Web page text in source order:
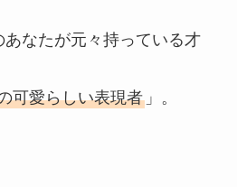
なたが元々持っている才
可愛らしい表現者」。